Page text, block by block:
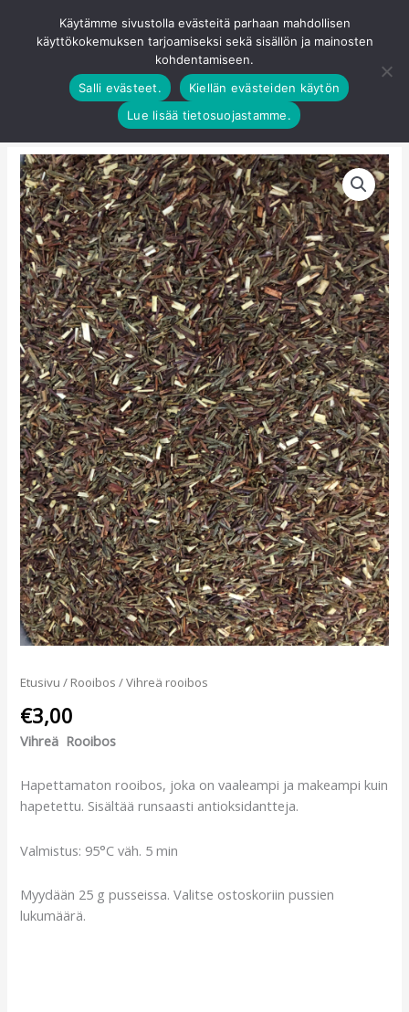
0
Etusivu / Rooibos / Vihreä rooibos
€3,00
Vihreä Rooibos
Hapettamaton rooibos, joka on vaaleampi ja makeampi kuin
hapetettu. Sisältää runsaasti antioksidantteja.
Valmistus: 95°C väh. 5 min
Myydään 25 g pusseissa. Valitse ostoskoriin pussien
lukumäärä.
Vihreä
rooibos
määrä
Käytämme sivustolla evästeitä parhaan mahdollisen
käyttökokemuksen tarjoamiseksi sekä sisällön ja mainosten
kohdentamiseen.
Salli evästeet.
Kiellän evästeiden käytön
Lue lisää tietosuojastamme.